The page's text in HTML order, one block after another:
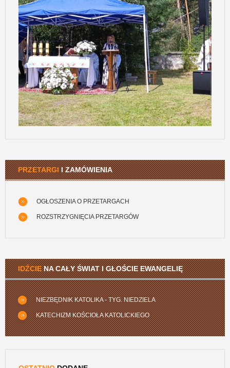
PRZETARGII ZAMÓWIENIA
OGŁOSZENIA O PRZETARGACH
ROZSTRZYGNIĘCIA PRZETARGÓW
IDŹCIENA CAŁY ŚWIAT I GŁOŚCIE EWANGELIĘ
NIEZBĘDNIK KATOLIKA - TYG. NIEDZIELA
KATECHIZM KOŚCIOŁA KATOLICKIEGO